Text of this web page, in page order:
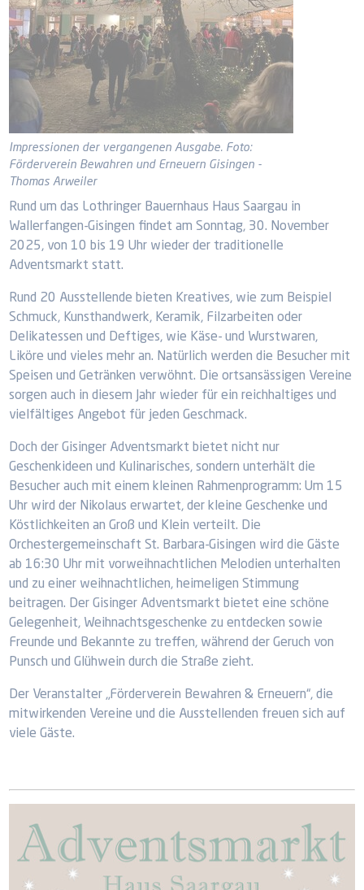
Impressionen der vergangenen Ausgabe. Foto:
Förderverein Bewahren und Erneuern Gisingen -
Thomas Arweiler
Rund um das Lothringer Bauernhaus Haus Saargau in
Wallerfangen-Gisingen findet am Sonntag, 30. November
2025, von 10 bis 19 Uhr wieder der traditionelle
Adventsmarkt statt.
Rund 20 Ausstellende bieten Kreatives, wie zum Beispiel
Schmuck, Kunsthandwerk, Keramik, Filzarbeiten oder
Delikatessen und Deftiges, wie Käse- und Wurstwaren,
Liköre und vieles mehr an. Natürlich werden die Besucher mit
Speisen und Getränken verwöhnt. Die ortsansässigen Vereine
sorgen auch in diesem Jahr wieder für ein reichhaltiges und
vielfältiges Angebot für jeden Geschmack.
Doch der Gisinger Adventsmarkt bietet nicht nur
Geschenkideen und Kulinarisches, sondern unterhält die
Besucher auch mit einem kleinen Rahmenprogramm: Um 15
Uhr wird der Nikolaus erwartet, der kleine Geschenke und
Köstlichkeiten an Groß und Klein verteilt. Die
Orchestergemeinschaft St. Barbara-Gisingen wird die Gäste
ab 16:30 Uhr mit vorweihnachtlichen Melodien unterhalten
und zu einer weihnachtlichen, heimeligen Stimmung
beitragen. Der Gisinger Adventsmarkt bietet eine schöne
Gelegenheit, Weihnachtsgeschenke zu entdecken sowie
Freunde und Bekannte zu treffen, während der Geruch von
Punsch und Glühwein durch die Straße zieht.
Der Veranstalter „Förderverein Bewahren & Erneuern“, die
mitwirkenden Vereine und die Ausstellenden freuen sich auf
viele Gäste.